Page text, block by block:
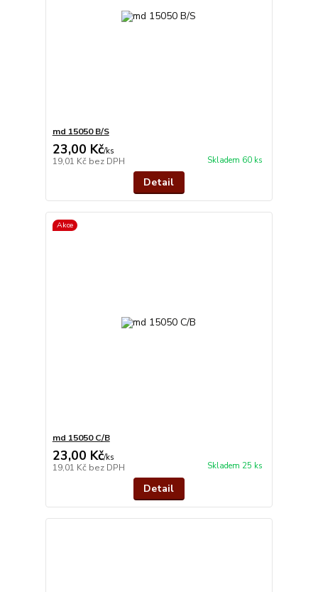
md 15050 B/S
23,00 Kč/ks
19,01 Kč bez DPH Skladem 60 ks
Detail
Akce
md 15050 C/B
23,00 Kč/ks
19,01 Kč bez DPH Skladem 25 ks
Detail